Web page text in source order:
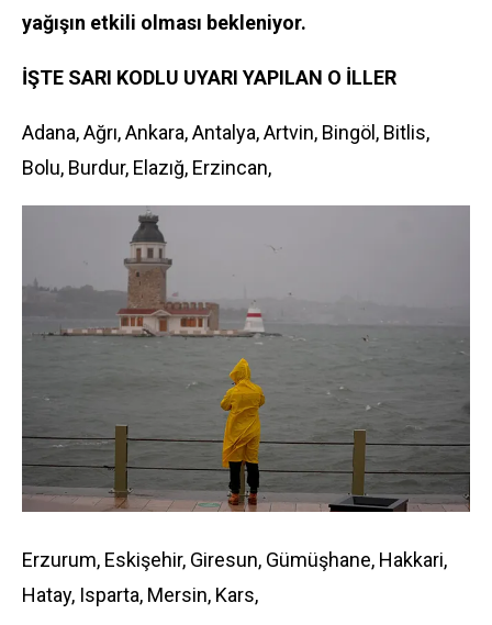
yağışın etkili olması bekleniyor.
İŞTE SARI KODLU UYARI YAPILAN O İLLER
Adana, Ağrı, Ankara, Antalya, Artvin, Bingöl, Bitlis,
Bolu, Burdur, Elazığ, Erzincan,
Erzurum, Eskişehir, Giresun, Gümüşhane, Hakkari,
Hatay, Isparta, Mersin, Kars,